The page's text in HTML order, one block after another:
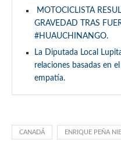
MOTOCICLISTA
GRAVEDAD TRAS
#HUAUCHINANGO.
La Diputada Local
relaciones basadas en
empatía.
CANADÁ ENRIQUE PEÑA